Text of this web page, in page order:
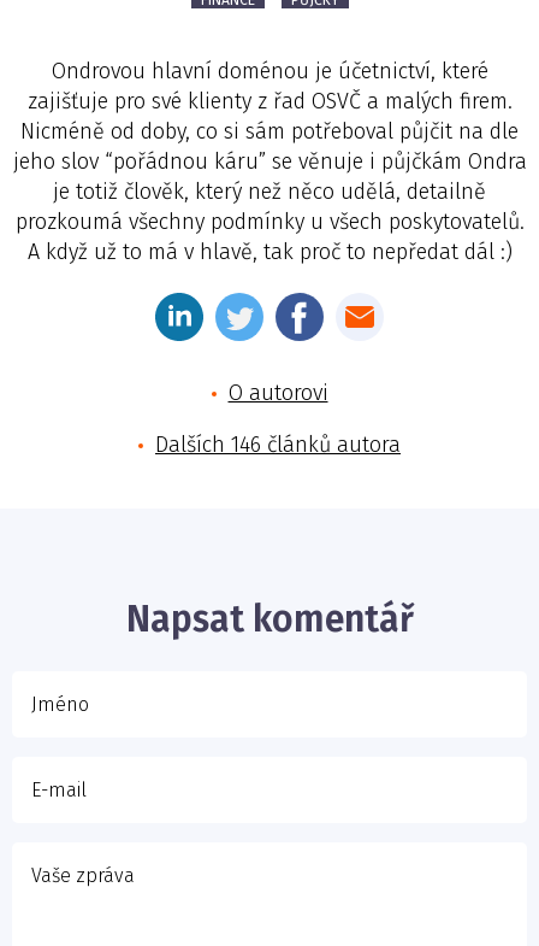
Ondrovou hlavní doménou je účetnictví, které
zajišťuje pro své klienty z řad OSVČ a malých firem.
Nicméně od doby, co si sám potřeboval půjčit na dle
jeho slov “pořádnou káru” se věnuje i půjčkám Ondra
je totiž člověk, který než něco udělá, detailně
prozkoumá všechny podmínky u všech poskytovatelů.
A když už to má v hlavě, tak proč to nepředat dál :)
O autorovi
Dalších 146 článků autora
Napsat komentář